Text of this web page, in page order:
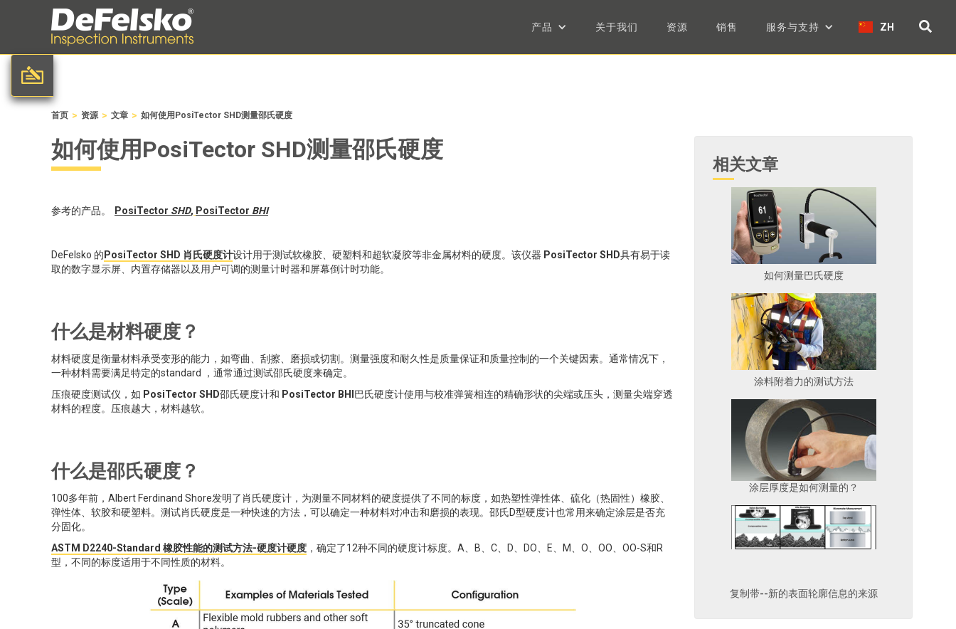
产品 关于我们 资源 销售 服务与支持 ZH
首页 > 资源 > 文章 > 如何使用PosiTector SHD测量邵氏硬度
如何使用PosiTector SHD测量邵氏硬度
参考的产品。 PosiTector SHD, PosiTector BHI
DeFelsko 的 PosiTector SHD 肖氏硬度计设计用于测试软橡胶、硬塑料和超软凝胶等非金属材料的硬度。该仪器 PosiTector SHD具有易于读
取的数字显示屏、内置存储器以及用户可调的测量计时器和屏幕倒计时功能。
什么是材料硬度？
材料硬度是衡量材料承受变形的能力，如弯曲、刮擦、磨损或切割。测量强度和耐久性是质量保证和质量控制的一个关键因素。通常情况下，
一种材料需要满足特定的standard ，通常通过测试邵氏硬度来确定。
压痕硬度测试仪，如 PosiTector SHD邵氏硬度计和 PosiTector BHI 巴氏硬度计使用与校准弹簧相连的精确形状的尖端或压头，测量尖端穿透
材料的程度。压痕越大，材料越软。
什么是邵氏硬度？
100多年前，Albert Ferdinand Shore发明了肖氏硬度计，为测量不同材料的硬度提供了不同的标度，如热塑性弹性体、硫化（热固性）橡胶、
弹性体、软胶和硬塑料。测试肖氏硬度是一种快速的方法，可以确定一种材料对冲击和磨损的表现。邵氏D型硬度计也常用来确定涂层是否充
分固化。
ASTM D2240-Standard 橡胶性能的测试方法-硬度计硬度 ，确定了12种不同的硬度计标度。A、B、C、D、DO、E、M、O、OO、OO-S和R
型，不同的标度适用于不同性质的材料。
相关文章
如何测量巴氏硬度
涂料附着力的测试方法
涂层厚度是如何测量的？
复制带--新的表面轮廓信息的来源